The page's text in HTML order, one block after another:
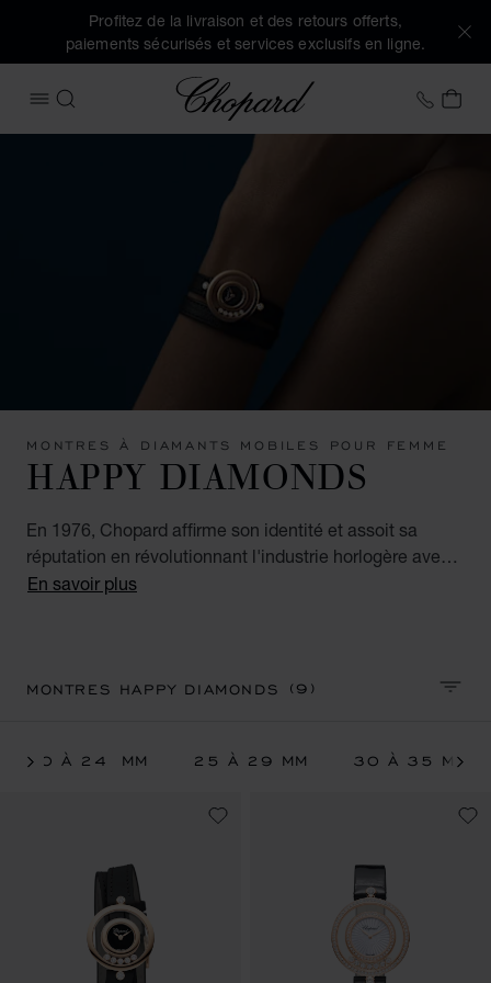
Profitez de la livraison et des retours offerts,
paiements sécurisés et services exclusifs en ligne.
OUVRIR LE MENU
RECHERCHER
Chopard +33
MONTRES À DIAMANTS MOBILES POUR FEMME
HAPPY DIAMONDS
En 1976, Chopard affirme son identité et assoit sa
réputation en révolutionnant l'industrie horlogère avec
la collection Happy Diamonds. Pour la première fois,
femme de Chopard : montres serties de diamant,
En savoir plus
MONTRES HAPPY DIAMONDS(9)
20 À 24 MM 25 À 29 MM 30 À 35 MM